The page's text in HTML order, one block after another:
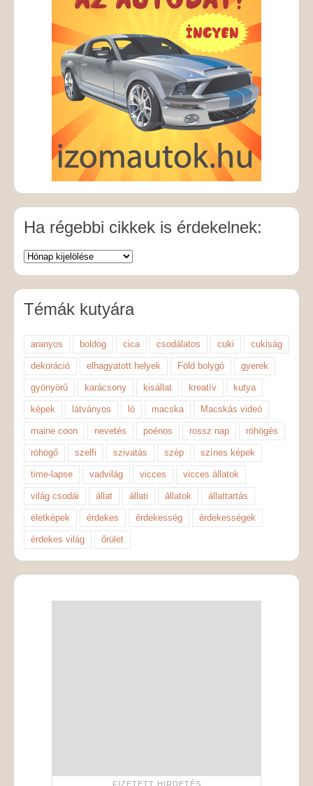
Ha régebbi cikkek is érdekelnek:
Témák kutyára
aranyos boldog cica csodálatos cuki cukiság
dekoráció elhagyatott helyek Föld bolygó gyerek
gyönyörű karácsony kisállat kreatív kutya
képek látványos ló macska Macskás videó
maine coon nevetés poénos rossz nap röhögés
röhögő szelfi szivatás szép színes képek
time-lapse vadvilág vicces vicces állatok
világ csodái állat állati állatok állattartás
életképek érdekes érdekesség érdekességek
érdekes világ őrület